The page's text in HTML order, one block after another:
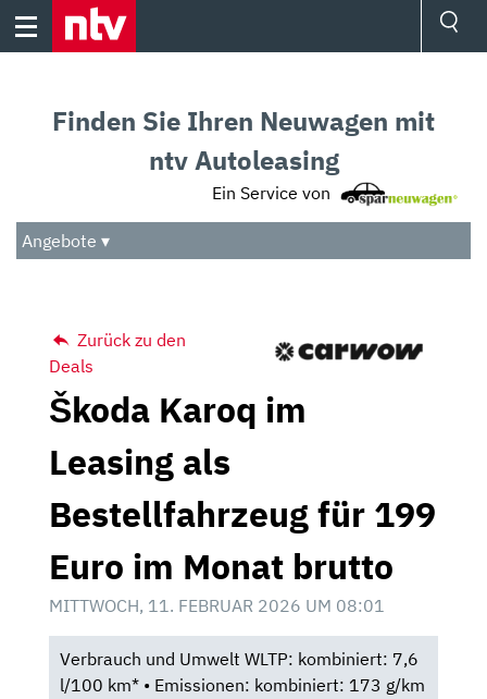
Skip
Audio
Das Beste
Finden Sie Ihren Neuwagen mit
ntv Autoleasing
Ein Service von
Angebote ▾
Zurück zu den
Deals
Škoda Karoq im
Leasing als
Bestellfahrzeug für 199
Euro im Monat brutto
MITTWOCH, 11. FEBRUAR 2026 UM 08:01
Verbrauch und Umwelt WLTP: kombiniert: 7,6
l/100 km* • Emissionen: kombiniert: 173 g/km